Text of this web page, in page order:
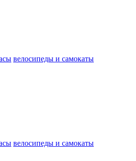
велосипеды и самокаты
велосипеды и самокаты